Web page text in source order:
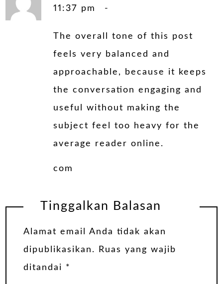
11:37 pm
The overall tone of this post
feels very balanced and
approachable, because it keeps
the conversation engaging and
useful without making the
subject feel too heavy for the
average reader online.
com
Tinggalkan Balasan
Alamat email Anda tidak akan
dipublikasikan.
Ruas yang wajib
ditandai *